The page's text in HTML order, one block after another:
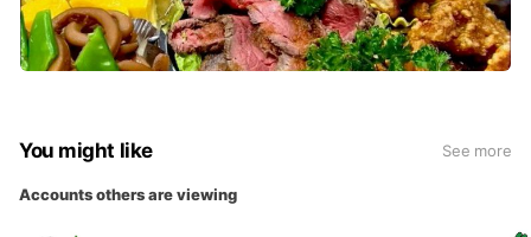
You might like See more
Accounts others are viewing